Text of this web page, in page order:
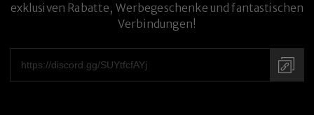
exklusiven Rabatte, Werbegeschenke und fantastischen
Verbindungen!